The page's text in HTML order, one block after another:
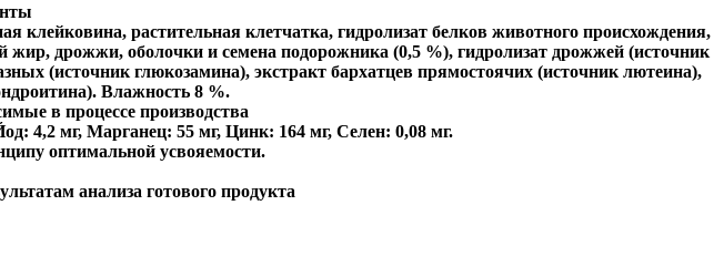
растительная клетчатка, гидролизат белков животного происхождения,
дрожжи, оболочки и семена подорожника (0,5 %), гидролизат дрожжей (источник
(источник глюкозамина), экстракт бархатцев прямостоячих (источник лютеина),
Влажность 8 %.
в процессе производства
4,2 мг, Марганец: 55 мг, Цинк: 164 мг, Ceлeн: 0,08 мг.
оптимальной усвояемости.
анализа готового продукта